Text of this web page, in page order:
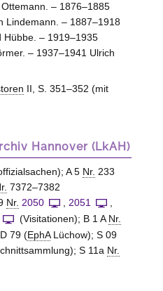
– 1876–1885
Lindemann. – 1887–1918
Hübbe. – 1919–1935
– 1937–1941 Ulrich
II, S. 351–352 (mit
Hannover (LkAH)
A 5 Nr. 233
7372–7382
Nr. 2050 , 2051
,
(Visitationen); B 1 ANr.
79 (EphALüchow); S 09
S 11a Nr.